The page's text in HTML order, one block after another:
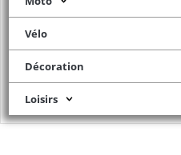
Vélo
Décoration
Loisirs